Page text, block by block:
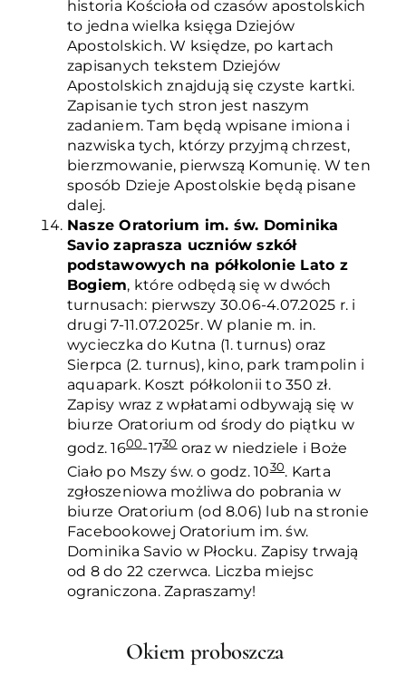
historia Kościoła od czasów apostolskich
to jedna wielka księga Dziejów
Apostolskich. W księdze, po kartach
zapisanych tekstem Dziejów
Apostolskich znajdują się czyste kartki.
Zapisanie tych stron jest naszym
zadaniem. Tam będą wpisane imiona i
nazwiska tych, którzy przyjmą chrzest,
bierzmowanie, pierwszą Komunię. W ten
sposób Dzieje Apostolskie będą pisane
dalej.
Nasze Oratorium im. św. Dominika
Savio zaprasza uczniów szkół
podstawowych na półkolonie Lato z
Bogiem, które odbędą się w dwóch
turnusach: pierwszy 30.06-4.07.2025 r. i
drugi 7-11.07.2025r. W planie m. in.
wycieczka do Kutna (1. turnus) oraz
Sierpca (2. turnus), kino, park trampolin i
aquapark. Koszt półkolonii to 350 zł.
Zapisy wraz z wpłatami odbywają się w
biurze Oratorium od środy do piątku w
godz. 1600-1730oraz w niedziele i Boże
Ciało po Mszy św. o godz. 1030. Karta
zgłoszeniowa możliwa do pobrania w
biurze Oratorium (od 8.06) lub na stronie
Facebookowej Oratorium im. św.
Dominika Savio w Płocku. Zapisy trwają
od 8 do 22 czerwca. Liczba miejsc
ograniczona. Zapraszamy!
Okiem proboszcza